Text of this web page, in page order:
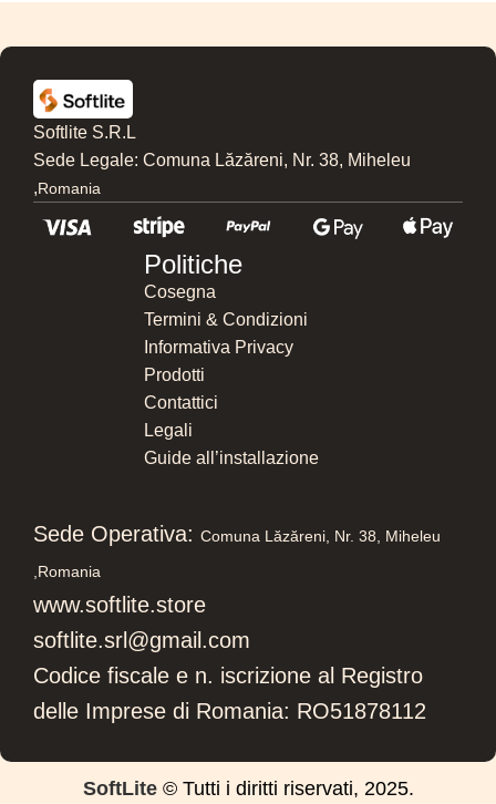
Softlite S.R.L
Sede Legale: Comuna Lăzăreni, Nr. 38, Miheleu
,Romania
Politiche
Cosegna
Termini & Condizioni
Informativa Privacy
Prodotti
Contattici
Legali
Guide all’installazione
Sede Operativa: Comuna Lăzăreni, Nr. 38, Miheleu
Romania
www.softlite.store
softlite.srl@gmail.com
Codice fiscale e n. iscrizione al Registro
delle Imprese di Romania: RO51878112
SoftLite© Tutti i diritti riservati, 2025.